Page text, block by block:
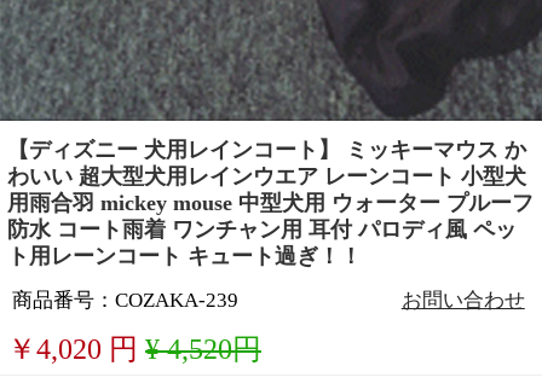
【ディズニー 犬用レインコート】 ミッキーマウス か
わいい 超大型犬用レインウエア レーンコート 小型犬
用雨合羽 mickey mouse 中型犬用 ウォーター プルーフ
防水 コート雨着 ワンチャン用 耳付 パロディ風 ペッ
ト用レーンコート キュート過ぎ！！
商品番号：COZAKA-239 お問い合わせ
￥4,020 円 ¥ 4,520円